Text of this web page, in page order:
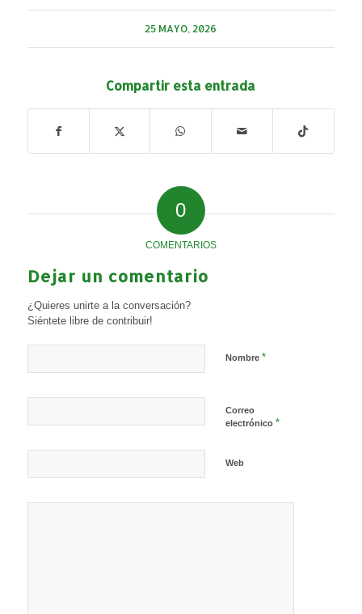
25 MAYO, 2026
Compartir esta entrada
0
COMENTARIOS
Dejar un comentario
¿Quieres unirte a la conversación?
Siéntete libre de contribuir!
Nombre *
Correo
electrónico *
Web